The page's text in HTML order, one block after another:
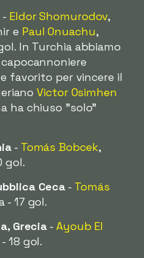
- Eldor Shomurodov,
e Paul Onuachu,
In Turchia abbiamo
favorito per vincere il
Victor Osimhen
ha chiuso "solo"
- Tomás Bobcek,
gol.
Ceca - Tomás
- 17 gol.
Grecia - Ayoub El
18 gol.